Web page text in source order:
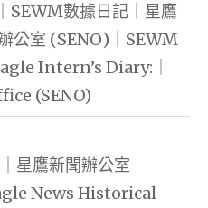
SEWM數據日記｜星鷹
公室 (SENO)｜SEWM
Intern’s Diary:｜
(SENO)
星鷹新聞辦公室
News Historical